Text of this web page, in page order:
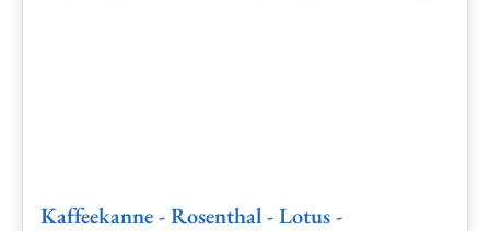
Kaffeekanne - Rosenthal - Lotus -